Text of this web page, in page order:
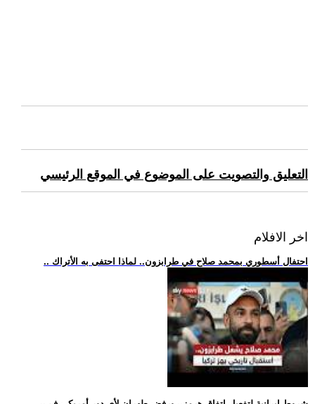
التعليق والتصويت على الموضوع في الموقع الرئيسي
اخر الافلام
.. احتفال أسطوري بمحمد صلاح في طرابزون.. لماذا احتفى به الأتراك